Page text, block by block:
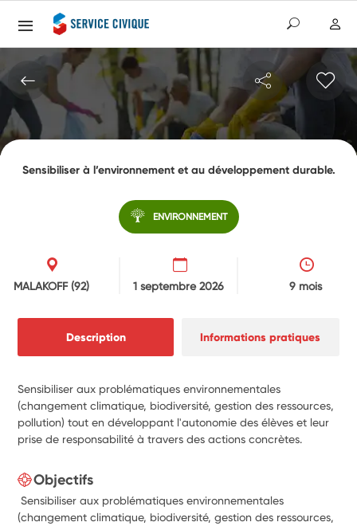
Sensibiliser à l’environnement et au développement durable.
ENVIRONNEMENT
MALAKOFF(92) 1 septembre 2026 9 mois
Description Informations pratiques
Sensibiliser aux problématiques environnementales
(changement climatique, biodiversité, gestion des ressources,
pollution) tout en développant l'autonomie des élèves et leur
prise de responsabilité à travers des actions concrètes.
Objectifs
Sensibiliser aux problématiques environnementales
(changement climatique, biodiversité, gestion des ressources,